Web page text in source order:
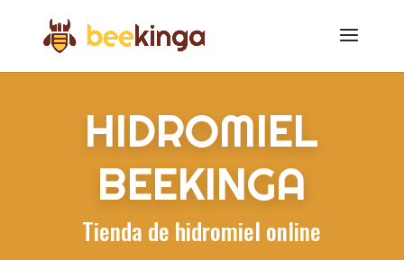
HIDROMIEL
BEEKINGA
Tienda de hidromiel online